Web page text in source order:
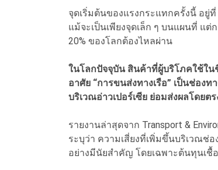
จุดเริ่มต้นของแรงกระแทกครั้งนี้ อยู่
แม้จะเป็นเพียงจุดเล็ก ๆ บนแผนที่ แ
20% ของโลกต้องไหลผ่าน
ในโลกปัจจุบัน สินค้าที่ผู้บริโภคใช้ใน
อาศัย “การขนส่งทางเรือ” เป็นช่อง
บริเวณอ่าวเปอร์เซีย ย่อมส่งผลโดยต
รายงานล่าสุดจาก Transport &
ระบุว่า ความเสี่ยงที่เพิ่มขึ้นบริเวณช่
อย่างมีนัยสำคัญ โดยเฉพาะต้นทุนเชื้